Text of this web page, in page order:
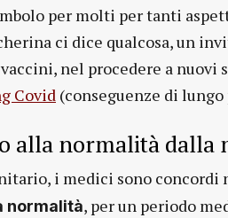
per molti per tanti
ci dice qualcosa, un
nel procedere a
Covid (conseguenze di
alla normalità dalla
i medici sono concordi
normalità, per un periodo